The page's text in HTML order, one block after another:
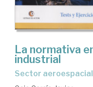
La normativa
industrial
sector aeroespacial